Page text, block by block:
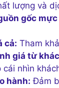
lượng và
gốc mực
cả: Tham
giá từ
cái nhìn
hành: Đảm